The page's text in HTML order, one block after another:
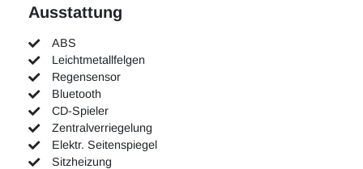
Ausstattung
ABS
Leichtmetallfelgen
Regensensor
Bluetooth
CD-Spieler
Zentralverriegelung
Elektr. Seitenspiegel
Sitzheizung